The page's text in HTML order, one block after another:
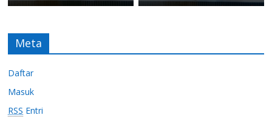
Meta
Daftar
Masuk
RSS Entri